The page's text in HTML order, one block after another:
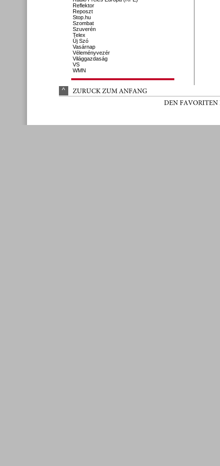
Reflektor
Reposzt
Stop.hu
Szombat
Szuverén
Telex
Új Szó
Vasárnap
Véleményvezér
Világgazdaság
VS
WMN
^ ZURÜCK ZUM ANFANG
DEN FAVORITEN